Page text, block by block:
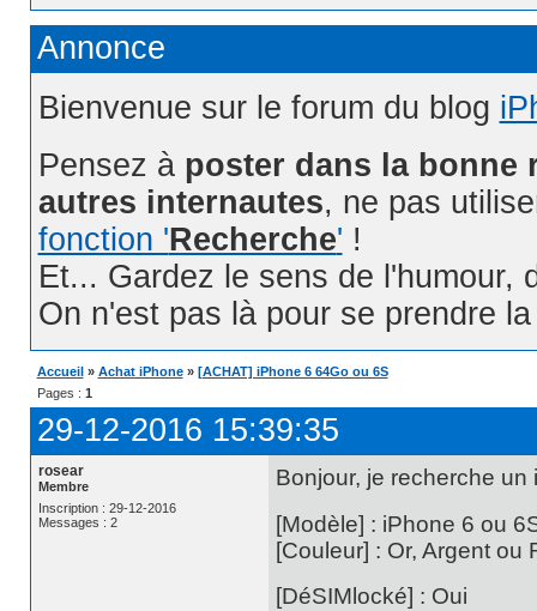
Annonce
Bienvenue sur le forum du blog
Pensez à poster dans la bonne
autres internautes, ne pas
fonction 'Recherche' !
Et... Gardez le sens de l'humour,
On n'est pas là pour se prendre
Accueil » Achat iPhone » [ACHAT] iPhone 6 64Go ou 6S
Pages : 1
29-12-2016 15:39:35
rosear
Membre
Inscription : 29-12-2016
Messages : 2
Bonjour, je recherche un
[Modèle] : iPhone 6 ou
[Couleur] : Or, Argent ou
[DéSIMlocké] : Oui